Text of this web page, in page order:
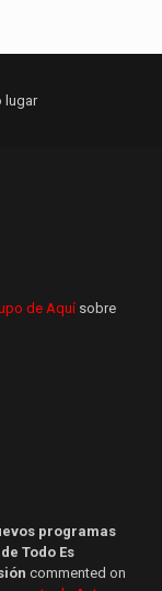
lugar
de Aquí sobre
programas
Todo Es
commented on